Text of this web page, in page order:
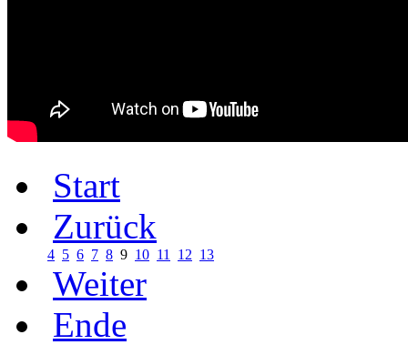
Start
Zurück
4 5 6 7 8 9 10 11 12 13
Weiter
Ende